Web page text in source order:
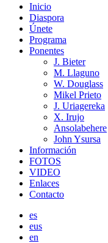
Inicio
Diaspora
Únete
Programa
Ponentes
J. Bieter
M. Llaguno
W. Douglass
Mikel Prieto
J. Uriagereka
X. Irujo
Ansolabehere
John Ysursa
Información
FOTOS
VIDEO
Enlaces
Contacto
es
eus
en